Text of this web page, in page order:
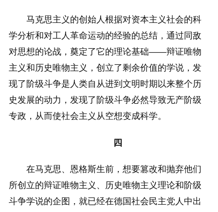
马克思主义的创始人根据对资本主义社会的科
学分析和对工人革命运动的经验的总结，通过同敌
对思想的论战，奠定了它的理论基础——辩证唯物
主义和历史唯物主义，创立了剩余价值的学说，发
现了阶级斗争是人类自从进到文明时期以来整个历
史发展的动力，发现了阶级斗争必然导致无产阶级
专政，从而使社会主义从空想变成科学。
四
在马克思、恩格斯生前，想要篡改和抛弃他们
所创立的辩证唯物主义、历史唯物主义理论和阶级
斗争学说的企图，就已经在德国社会民主党人中出